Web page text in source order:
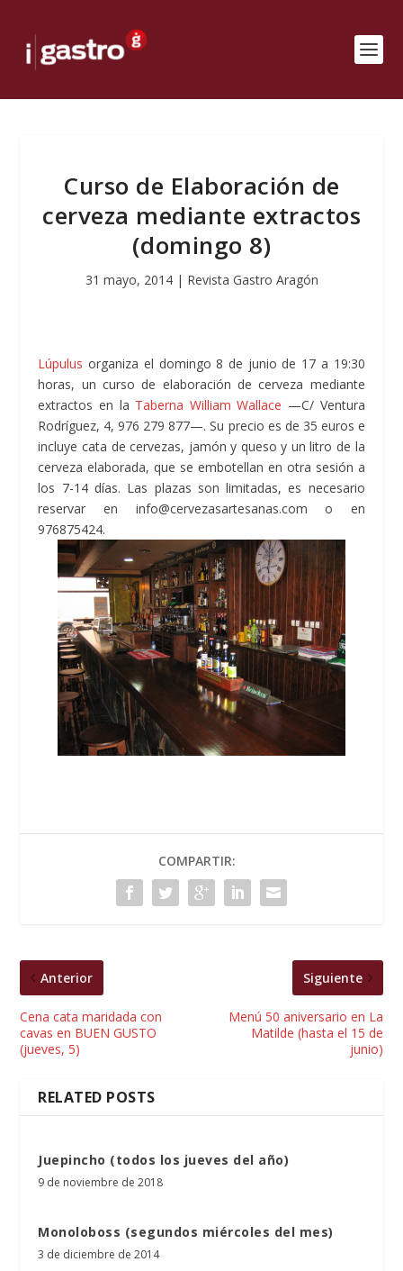
Curso de Elaboración de
cerveza mediante extractos
(domingo 8)
31 mayo, 2014| Revista Gastro Aragón
Lúpulus organiza el domingo 8 de junio de 17 a 19:30
horas, un curso de elaboración de cerveza mediante
extractos en la Taberna William Wallace —C/ Ventura
Rodríguez, 4, 976 279 877—. Su precio es de 35 euros e
incluye cata de cervezas, jamón y queso y un litro de la
cerveza elaborada, que se embotellan en otra sesión a
los 7-14 días. Las plazas son limitadas, es necesario
reservar en info@cervezasartesanas.com o en
976875424.
COMPARTIR:
Anterior
Cena cata maridada con
cavas en BUEN GUSTO
(jueves, 5)
Siguiente
Menú 50 aniversario en La
Matilde (hasta el 15 de
junio)
RELATED POSTS
Juepincho (todos los jueves del año)
9 de noviembre de 2018
Monoloboss (segundos miércoles del mes)
3 de diciembre de 2014